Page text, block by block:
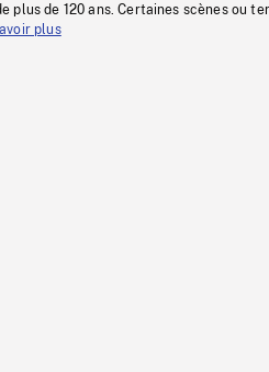
plus de 120 ans. Certaines scènes ou
plus